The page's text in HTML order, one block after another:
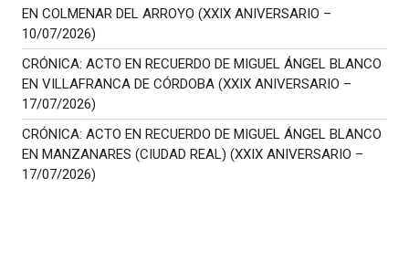
EN COLMENAR DEL ARROYO (XXIX ANIVERSARIO –
10/07/2026)
CRÓNICA: ACTO EN RECUERDO DE MIGUEL ÁNGEL BLANCO
EN VILLAFRANCA DE CÓRDOBA (XXIX ANIVERSARIO –
17/07/2026)
CRÓNICA: ACTO EN RECUERDO DE MIGUEL ÁNGEL BLANCO
EN MANZANARES (CIUDAD REAL) (XXIX ANIVERSARIO –
17/07/2026)